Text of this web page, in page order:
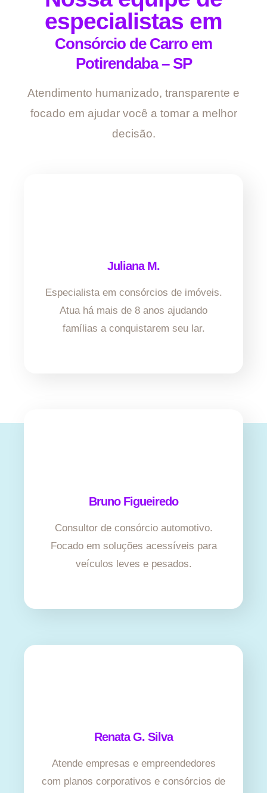
especialistas em
Consórcio de Carro em
Potirendaba – SP
Atendimento humanizado, transparente e
focado em ajudar você a tomar a melhor
decisão.
Juliana M.
Especialista em consórcios de imóveis.
Atua há mais de 8 anos ajudando
famílias a conquistarem seu lar.
Bruno Figueiredo
Consultor de consórcio automotivo.
Focado em soluções acessíveis para
veículos leves e pesados.
Renata G. Silva
Atende empresas e empreendedores
com planos corporativos e consórcios de